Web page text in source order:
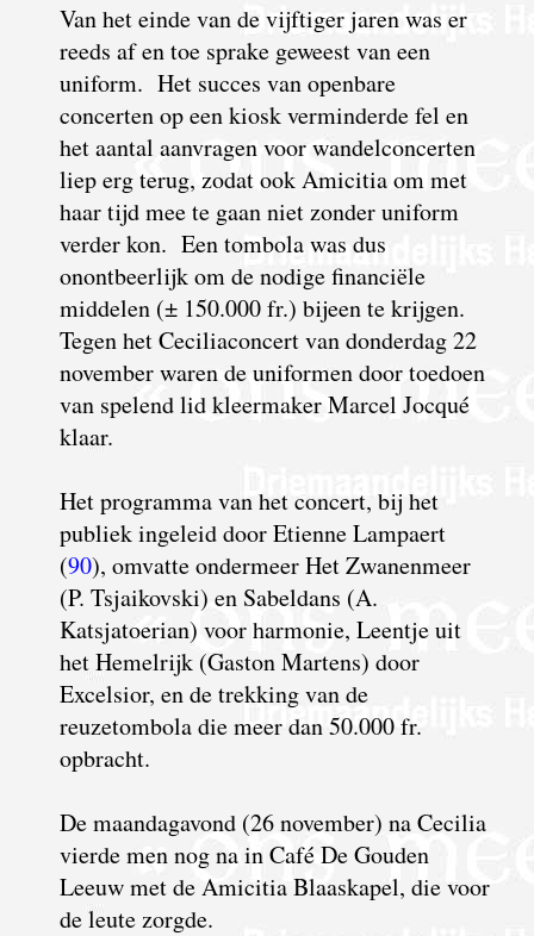
Van het einde van de vijftiger jaren was er
reeds af en toe sprake geweest van een
uniform. Het succes van openbare
concerten op een kiosk verminderde fel en
het aantal aanvragen voor wandelconcerten
liep erg terug, zodat ook Amicitia om met
haar tijd mee te gaan niet zonder uniform
verder kon. Een tombola was dus
onontbeerlijk om de nodige financiële
middelen (± 150.000 fr.) bijeen te krijgen.
Tegen het Ceciliaconcert van donderdag 22
november waren de uniformen door toedoen
van spelend lid kleermaker Marcel Jocqué
klaar.
Het programma van het concert, bij het
publiek ingeleid door Etienne Lampaert
(90), omvatte ondermeer Het Zwanenmeer
(P. Tsjaikovski) en Sabeldans (A.
Katsjatoerian) voor harmonie, Leentje uit
het Hemelrijk (Gaston Martens) door
Excelsior, en de trekking van de
reuzetombola die meer dan 50.000 fr.
opbracht.
De maandagavond (26 november) na Cecilia
vierde men nog na in Café De Gouden
Leeuw met de Amicitia Blaaskapel, die voor
de leute zorgde.